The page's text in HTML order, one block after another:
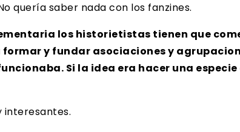
quería saber nada con los fanzines.
los historietistas tienen que
y fundar asociaciones y
Si la idea era hacer una
interesantes.